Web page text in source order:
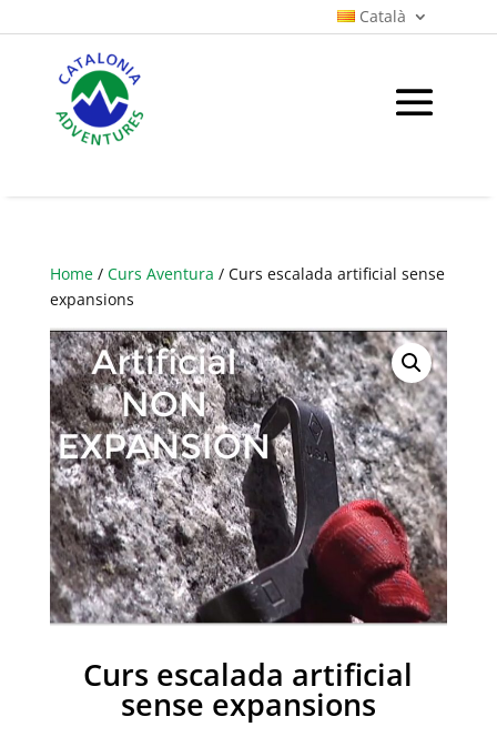
Català
Home/ Curs Aventura / Curs escalada artificial sense
expansions
Curs escalada artificial
sense expansions